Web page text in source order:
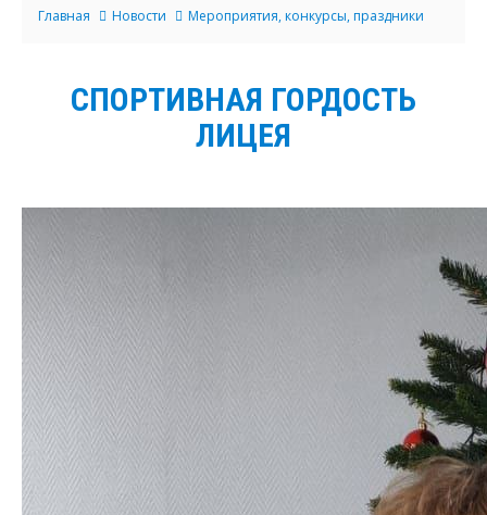
Главная Новости Мероприятия, конкурсы, праздники
СПОРТИВНАЯ ГОРДОСТЬ
ЛИЦЕЯ